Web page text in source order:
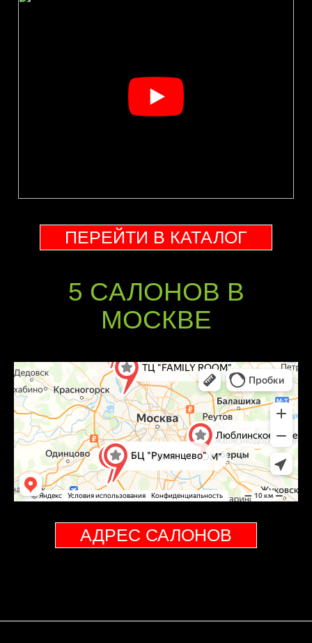
ПЕРЕЙТИ В КАТАЛОГ
5 CАЛОНОВ В
МОСКВЕ
АДРЕС САЛОНОВ